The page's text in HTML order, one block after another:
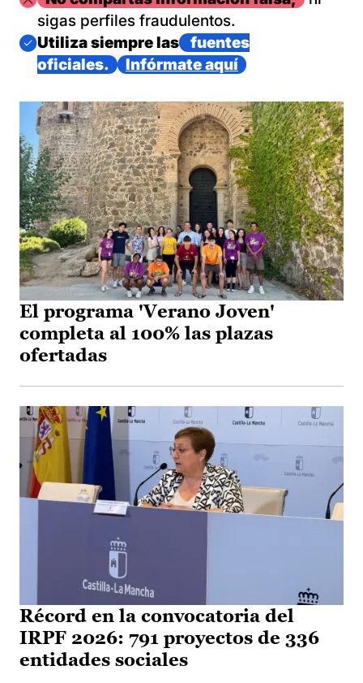
sigas perfiles fraudulentos.
Imagen
Utiliza siempre las
fuentes
oficiales.
Infórmate aquí
El programa 'Verano Joven'
completa al 100% las plazas
ofertadas
Récord en la convocatoria del
IRPF 2026: 791 proyectos de 336
entidades sociales